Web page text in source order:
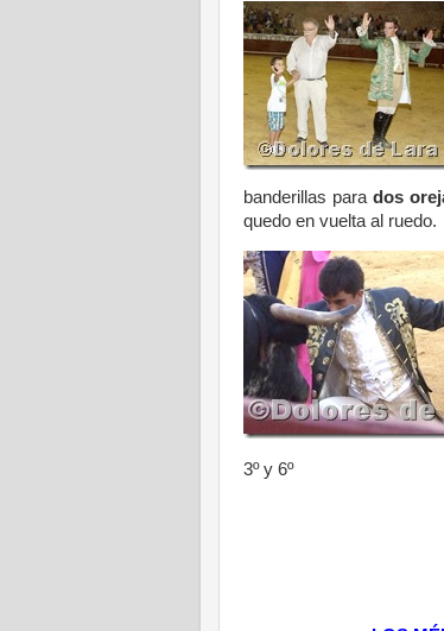
banderillas para dos
quedo en vuelta al ruedo.
3º y 6º